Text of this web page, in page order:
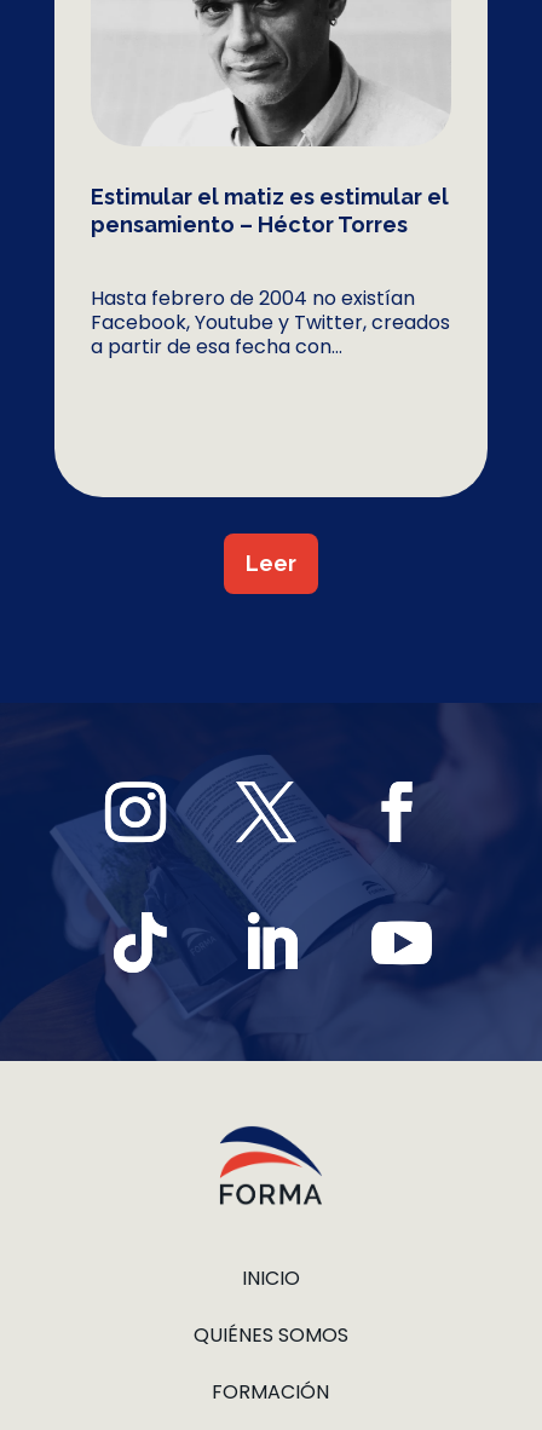
Estimular el matiz es estimular el
pensamiento – Héctor Torres
Hasta febrero de 2004 no existían
Facebook, Youtube y Twitter, creados
a partir de esa fecha con...
Leer
INICIO
QUIÉNES SOMOS
FORMACIÓN